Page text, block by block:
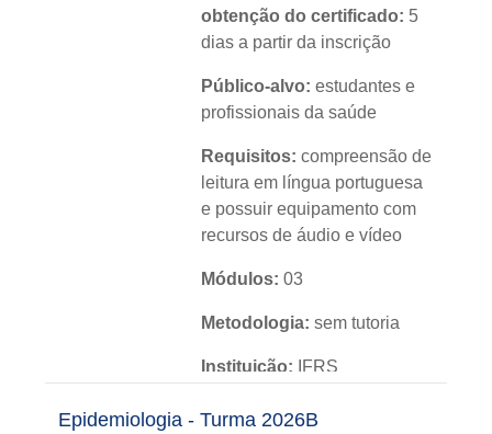
obtenção do certificado: 5
dias a partir da inscrição
Público-alvo: estudantes e
profissionais da saúde
Requisitos:compreensão de
leitura em língua portuguesa
e possuir equipamento com
recursos de áudio e vídeo
Módulos:03
Metodologia: sem tutoria
Instituição: IFRS
Nível: básico
Epidemiologia - Turma 2026B